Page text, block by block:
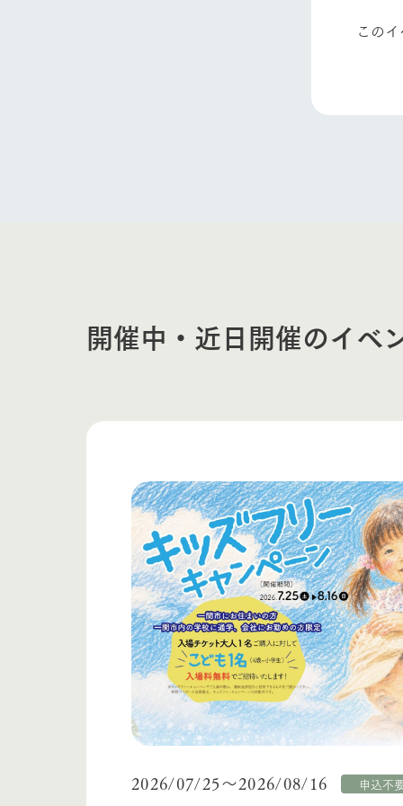
この
開催中・近日開催のイベ
2026/07/25〜2026/08/16 申込不